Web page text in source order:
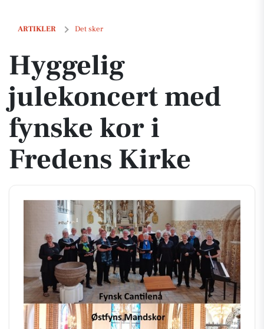
ARTIKLER Det sker
Hyggelig julekoncert med fynske kor i Fredens Kirke
Hyggelig
julekoncert med
fynske kor i
Fredens Kirke